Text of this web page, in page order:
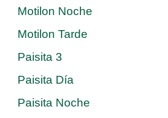
Motilon Noche
Motilon Tarde
Paisita 3
Paisita Día
Paisita Noche